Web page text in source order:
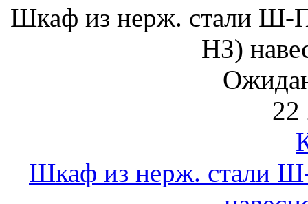
Шкаф из нерж. стали
НЗ)
22
Шкаф из нерж.